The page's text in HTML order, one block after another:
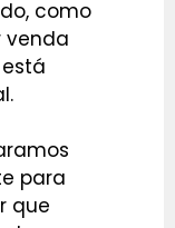
como
venda
para
que